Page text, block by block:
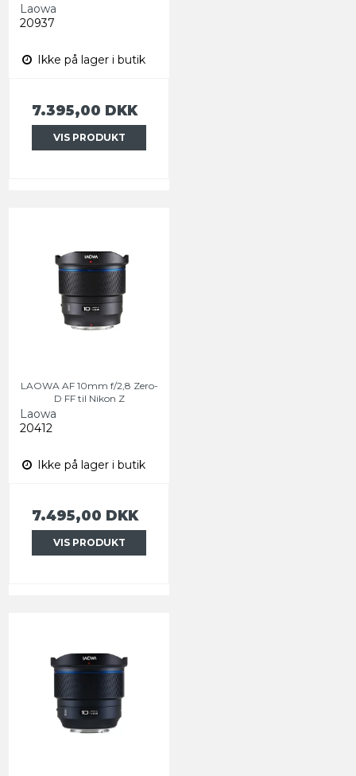
Laowa
20937
Ikke på lager i butik
7.395,00 DKK
VIS PRODUKT
LAOWA AF 10mm f/2,8 Zero-
D FF til Nikon Z
Laowa
20412
Ikke på lager i butik
7.495,00 DKK
VIS PRODUKT